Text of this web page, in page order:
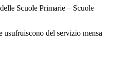
Scuole Primarie – Scuole
del servizio mensa